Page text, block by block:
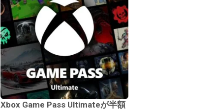
Xbox Game Pass Ultimateが半額